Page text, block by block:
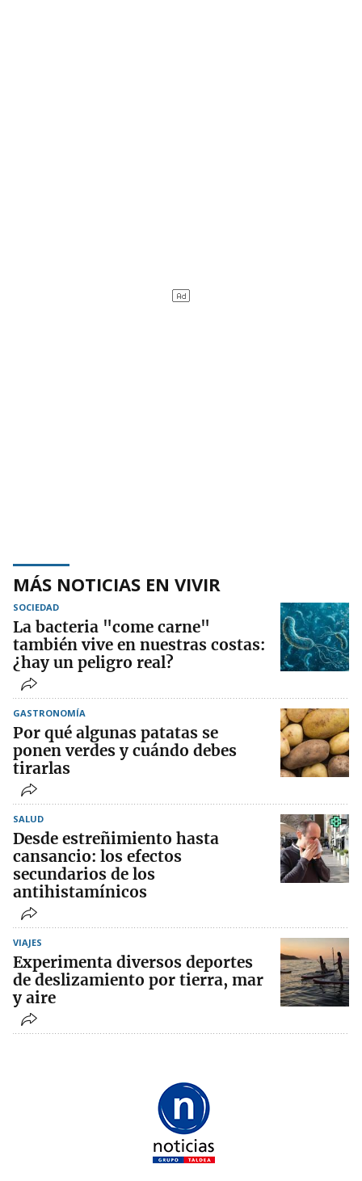
MÁS NOTICIAS EN VIVIR
SOCIEDAD
La bacteria "come carne"
también vive en nuestras costas:
¿hay un peligro real?
GASTRONOMÍA
Por qué algunas patatas se
ponen verdes y cuándo debes
tirarlas
SALUD
Desde estreñimiento hasta
cansancio: los efectos
secundarios de los
antihistamínicos
VIAJES
Experimenta diversos deportes
de deslizamiento por tierra, mar
y aire